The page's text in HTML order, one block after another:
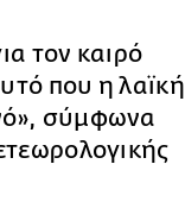
τον καιρό
που η λαϊκή
σύμφωνα